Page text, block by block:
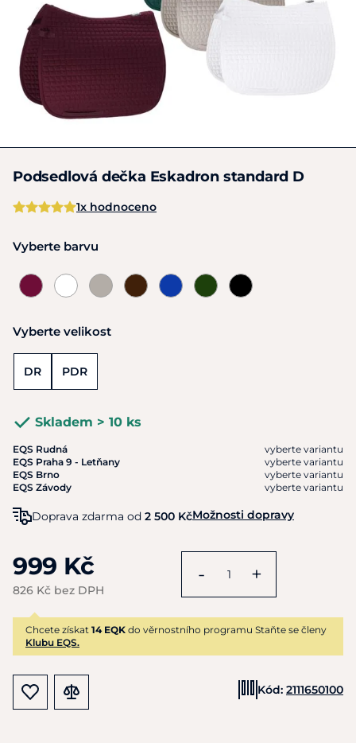
Podsedlová dečka Eskadron standard D
1x hodnoceno
Vyberte barvu
Vyberte velikost
DR PDR
Skladem > 10 ks
EQS Rudná
vyberte variantu
EQS Praha 9 - Letňany
vyberte variantu
EQS Brno
vyberte variantu
EQS Závody
vyberte variantu
Doprava zdarma od 2 500 KčMožnosti dopravy
999 Kč
826 Kč bez DPH
- +
Chcete získat 14 EQK do věrnostního programu Staňte se členy
Klubu EQS.
Kód: 2111650100